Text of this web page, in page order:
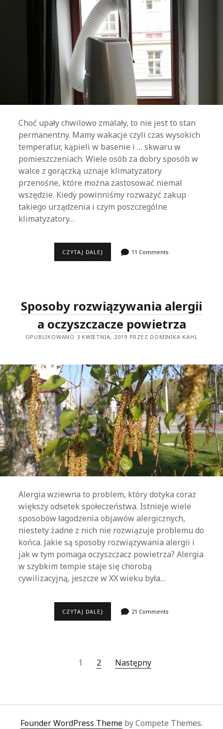
Choć upały chwilowo zmalały, to nie jest to stan
permanentny. Mamy wakacje czyli czas wysokich
temperatur, kąpieli w basenie i … skwaru w
pomieszczeniach. Wiele osób za dobry sposób w
walce z gorączką uznaje klimatyzatory
przenośne, które można zastosować niemal
wszędzie. Kiedy powinniśmy rozważyć zakup
takiego urządzenia i czym poszczególne
klimatyzatory…
CZYTAJ DALEJ KLIMATYZATOR11 Comments
Sposoby rozwiązywania alergii
a oczyszczacze powietrza
OPUBLIKOWANO 3 KWIETNIA, 2019 PRZEZ DOMINIKA KAHL
Alergia wziewna to problem, który dotyka coraz
większy odsetek społeczeństwa. Istnieje wiele
sposobów łagodzenia objawów alergicznych,
niestety żadne z nich nie rozwiązuje problemu do
końca. Jakie są sposoby rozwiązywania alergii i
jak w tym pomaga oczyszczacz powietrza? Alergia
w szybkim tempie staje się chorobą
cywilizacyjną, jeszcze w XX wieku była…
CZYTAJ DALEJ SPOSOBY 21 Comments
Nawigacja
wpisach
1 2 Następny
Founder WordPress Theme by Compete Themes.